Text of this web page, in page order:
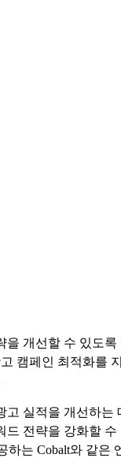
개선할 수 있도
캠페인 최적화를
실적을 개선하
전략을 강화할
는 Cobalt와 같